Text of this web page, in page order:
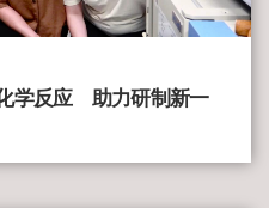
学反应 助力研制新一